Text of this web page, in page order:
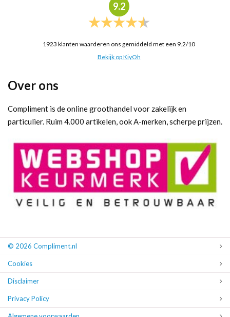
9.2
1923 klanten waarderen ons gemiddeld met een 9.2/10
Bekijk op KiyOh
Over ons
Compliment is de online groothandel voor zakelijk en
particulier. Ruim 4.000 artikelen, ook A-merken, scherpe prijzen.
© 2026 Compliment.nl
Cookies
Disclaimer
Privacy Policy